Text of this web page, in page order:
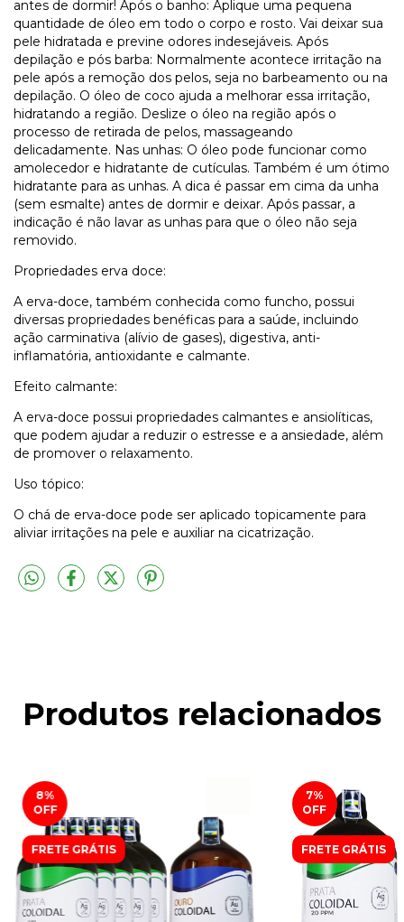
antes de dormir! Após o banho: Aplique uma pequena
quantidade de óleo em todo o corpo e rosto. Vai deixar sua
pele hidratada e previne odores indesejáveis. Após
depilação e pós barba: Normalmente acontece irritação na
pele após a remoção dos pelos, seja no barbeamento ou na
depilação. O óleo de coco ajuda a melhorar essa irritação,
hidratando a região. Deslize o óleo na região após o
processo de retirada de pelos, massageando
delicadamente. Nas unhas: O óleo pode funcionar como
amolecedor e hidratante de cutículas. Também é um ótimo
hidratante para as unhas. A dica é passar em cima da unha
(sem esmalte) antes de dormir e deixar. Após passar, a
indicação é não lavar as unhas para que o óleo não seja
removido.
Propriedades erva doce:
A erva-doce, também conhecida como funcho, possui
diversas propriedades benéficas para a saúde, incluindo
ação carminativa (alívio de gases), digestiva, anti-
inflamatória, antioxidante e calmante.
Efeito calmante:
A erva-doce possui propriedades calmantes e ansiolíticas,
que podem ajudar a reduzir o estresse e a ansiedade, além
de promover o relaxamento.
Uso tópico:
O chá de erva-doce pode ser aplicado topicamente para
aliviar irritações na pele e auxiliar na cicatrização.
Produtos relacionados
8%
OFF
FRETE GRÁTIS
7%
OFF
FRETE GRÁTIS